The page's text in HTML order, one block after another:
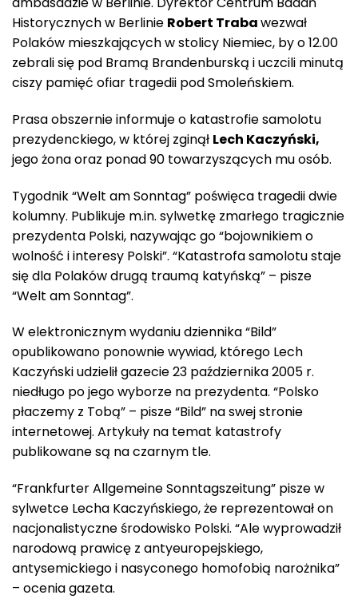
Historycznych w Berlinie Robert Trabawezwał
Polaków mieszkających w stolicy Niemiec, by o 12.00
zebrali się pod Bramą Brandenburską i uczcili minutą
ciszy pamięć ofiar tragedii pod Smoleńskiem.
Prasa obszernie informuje o katastrofie samolotu
prezydenckiego, w której zginął Lech Kaczyński,
jego żona oraz ponad 90 towarzyszących mu osób.
Tygodnik “Welt am Sonntag” poświęca tragedii dwie
kolumny. Publikuje m.in. sylwetkę zmarłego tragicznie
prezydenta Polski, nazywając go “bojownikiem o
wolność i interesy Polski”. “Katastrofa samolotu staje
się dla Polaków drugą traumą katyńską” – pisze
“Welt am Sonntag”.
W elektronicznym wydaniu dziennika “Bild”
opublikowano ponownie wywiad, którego Lech
Kaczyński udzielił gazecie 23 października 2005 r.
niedługo po jego wyborze na prezydenta. “Polsko
płaczemy z Tobą” – pisze “Bild” na swej stronie
internetowej. Artykuły na temat katastrofy
publikowane są na czarnym tle.
“Frankfurter Allgemeine Sonntagszeitung” pisze w
sylwetce Lecha Kaczyńskiego, że reprezentował on
nacjonalistyczne środowisko Polski. “Ale wyprowadził
narodową prawicę z antyeuropejskiego,
antysemickiego i nasyconego homofobią narożnika”
– ocenia gazeta.